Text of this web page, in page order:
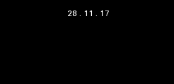
28 . 11 . 17